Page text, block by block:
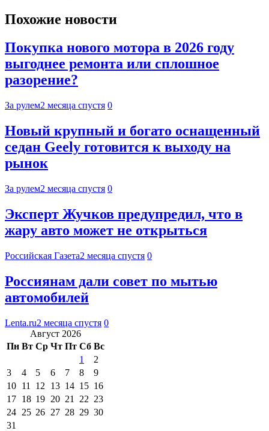
Похожие новости
Покупка нового мотора в 2026 году
выгоднее ремонта или сплошное
разорение?
За рулем2 месяца спустя 0
Новый крупный и богато оснащенный
седан Geely готовится к выходу на
рынок
За рулем2 месяца спустя 0
Эксперт Жучков предупредил, что в
жару авто может не открыться
Российская Газета2 месяца спустя 0
Россиянам дали совет по мытью
автомобилей
Lenta.ru2 месяца спустя 0
Август 2026
Пн Вт Ср Чт Пт Сб Вс
1
2
3
4 5 6 7 8
9
10 11 12 13 14 15 16
17 18 19 20 21 22 23
24 25 26 27 28 29 30
31